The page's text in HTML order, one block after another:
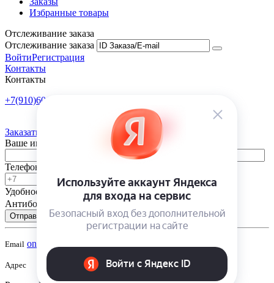
Избранные товары
Отслеживание заказа
Отслеживание заказа
ВойтиРегистрация
Контакты
Контакты
+7(910)601-10-10
Заказать обратный звонок
Ваше имя
Телефон
Удобное время
-
Антибот
Отправить
Email onsad@onsad.ru
Адрес